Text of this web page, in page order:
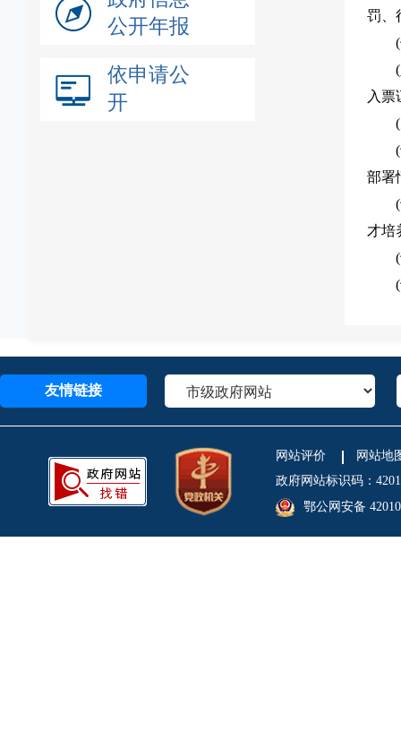
公开年报
依申请公
开
罚、
入票
部署
才培
友情链接
网站评价
网站地
政府网站标识码：
鄂公网安备